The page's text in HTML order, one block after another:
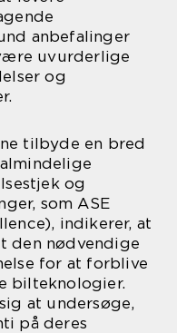
anbefalinger
uvurderlige
og
tilbyde en bred
og
som ASE
indikerer, at
den nødvendige
for at forblive
bilteknologier.
at undersøge,
på deres